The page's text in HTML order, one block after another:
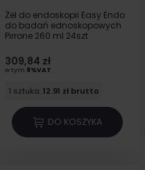
Żel do endoskopii Easy Endo
do badań ednoskopowych
Pirrone 260 ml 24szt
309,84 zł
w tym 8%VAT
1 sztuka:12.91 zł brutto
DO KOSZYKA